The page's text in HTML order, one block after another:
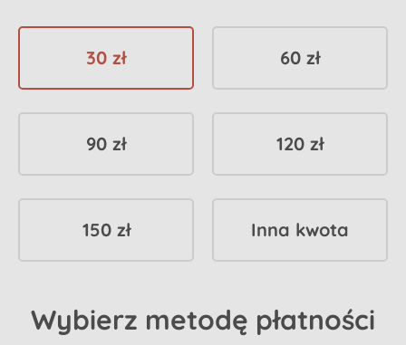
30 zł 60 zł
90 zł 120 zł
150 zł Inna kwota
Wybierz metodę płatności